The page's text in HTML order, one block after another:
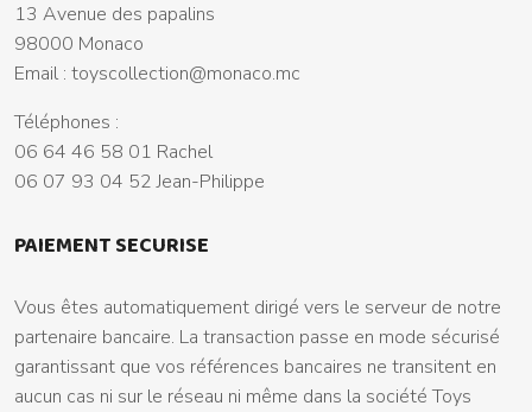
13 Avenue des papalins
98000 Monaco
Email : toyscollection@monaco.mc
Téléphones :
06 64 46 58 01 Rachel
06 07 93 04 52 Jean-Philippe
PAIEMENT SECURISE
Vous êtes automatiquement dirigé vers le serveur de notre
partenaire bancaire. La transaction passe en mode sécurisé
garantissant que vos références bancaires ne transitent en
aucun cas ni sur le réseau ni même dans la société Toys